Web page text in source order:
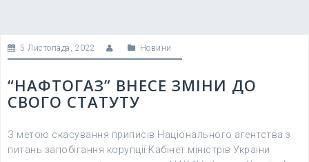
5 Листопада, 2022 Новини
“НАФТОГАЗ” ВНЕСЕ ЗМІНИ ДО
СВОГО СТАТУТУ
З метою скасування приписів Національного агентства з
питань запобігання корупції Кабінет міністрів України